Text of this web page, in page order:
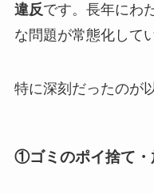
違反です。長年にわ
な問題が常態化して
特に深刻だったのが
①ゴミのポイ捨て・